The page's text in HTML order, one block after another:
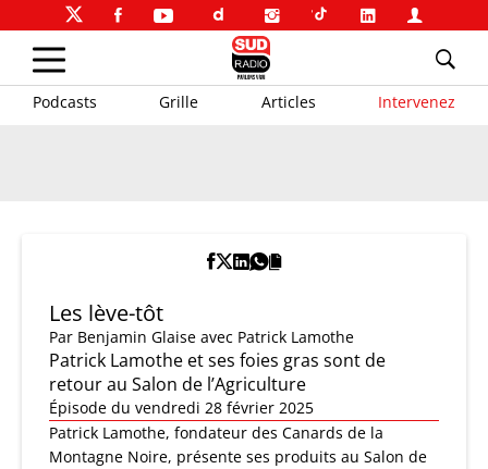
Podcasts Grille Articles Intervenez
Les lève-tôt
Par Benjamin Glaise avec Patrick Lamothe
Patrick Lamothe et ses foies gras sont de
retour au Salon de l’Agriculture
Épisode du vendredi 28 février 2025
Patrick Lamothe, fondateur des Canards de la
Montagne Noire, présente ses produits au Salon de